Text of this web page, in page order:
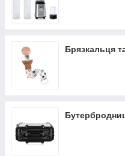
Брязкальця